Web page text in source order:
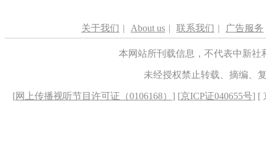
关于我们 | About us | 联系我们 | 广告服务
本网站所刊载信息，不代表中新
未经授权禁止转载、摘编、
[网上传播视听节目许可证（0106168） ] [京ICP证040655号] [